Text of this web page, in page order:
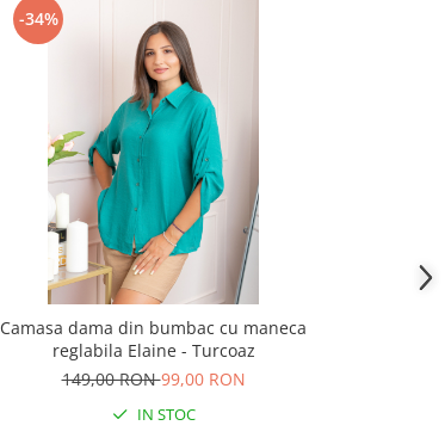
-34%
Camasa dama din bumbac cu maneca
reglabila Elaine - Turcoaz
149,00 RON99,00 RON
IN STOC